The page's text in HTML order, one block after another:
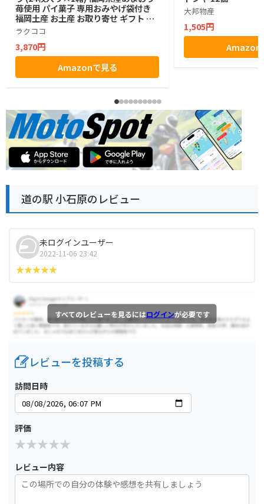
苺使用 パイ菓子 専用おみやげ袋付き
福岡土産 お土産 お取り寄せ ギフト 贈
答用 お菓子 帰省土産 プレゼント ご挨
拶 ラクココ厳選
ラクココ
3,870円
Amazonで見る
大邦物産
1,505円
Amazon
道の駅 小石原のレビュー
未ログインユーザー
2022-11-06 23:42
すべてのレビューを見るにはログインが必要です
レビューを投稿する
訪問日時
評価
レビュー内容